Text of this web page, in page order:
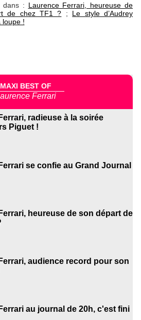
dans : Laurence Ferrari, heureuse de
de chez TF1 ? ; Le style d’Audrey
loupe !
MAXI BEST OF
Ferrari
radieuse à la soirée
Piguet !
se confie au Grand Journal
heureuse de son départ de
audience record pour son
au journal de 20h, c'est fini